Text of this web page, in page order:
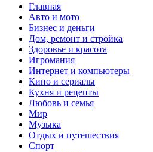
Главная
Авто и мото
Бизнес и деньги
Дом, ремонт и стройка
Здоровье и красота
Игромания
Интернет и компьютеры
Кино и сериалы
Кухня и рецепты
Любовь и семья
Мир
Музыка
Отдых и путешествия
Спорт